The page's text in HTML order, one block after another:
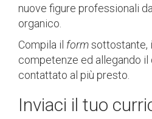
nuove figure professionali
organico.
Compila il formsottostante,
competenze ed allegando il
contattato al più presto.
Inviaci il tuo